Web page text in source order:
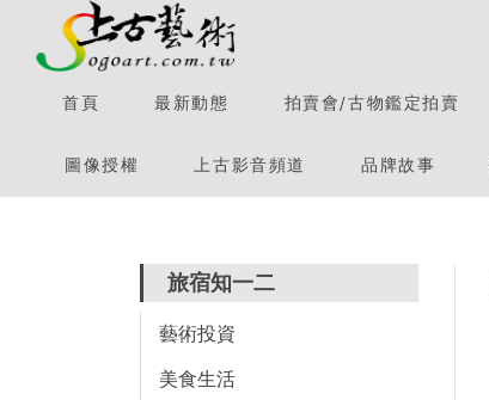
首頁 最新動態 拍賣會/古物鑑定拍賣
圖像授權 上古影音頻道 品牌故事
旅宿知一二
藝術投資
美食生活